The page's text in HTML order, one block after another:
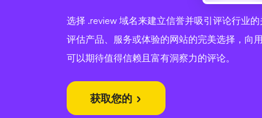
选择 .review 域名来建立信誉并吸引评论行业
评估产品、服务或体验的网站的完美选择，向
可以期待值得信赖且富有洞察力的评论。
获取您的